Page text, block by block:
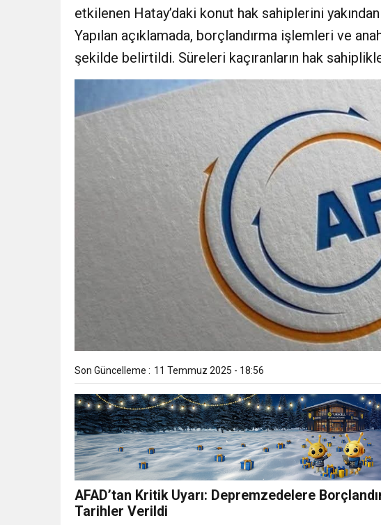
21:40 CEYLANDERE’DE BAŞKAN EMRAH
18:22 BAŞKAN SAMİ ÜSTÜN’DEN
etkilenen Hatay’daki konut hak sahiplerini
Yapılan açıklamada, borçlandırma işlemleri ve
şekilde belirtildi. Süreleri kaçıranların hak
Son Güncelleme : 11 Temmuz 2025 - 18:56
AFAD’tan Kritik Uyarı: Depremzedelere
Tarihler Verildi